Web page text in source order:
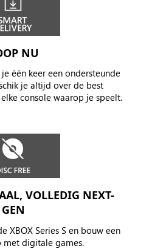
NU
één keer een ondersteunde
je altijd over de best
console waarop je speelt.
VOLLEDIG NEXT-
GEN
XBOX Series S en bouw een
digitale games.